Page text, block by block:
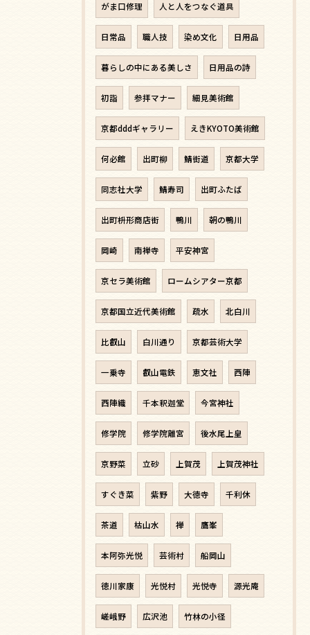
がま口修理 人と人をつなぐ道具
日常品 職人技 染め文化 日用品
暮らしの中にある美しさ 日用品の詩
初詣 参拝マナー 細見美術館
京都dddギャラリー えきKYOTO美術館
何必館 出町柳 鯖街道 京都大学
同志社大学 鯖寿司 出町ふたば
出町枡形商店街 鴨川 朝の鴨川
岡崎 南禅寺 平安神宮
京セラ美術館 ロームシアター京都
京都国立近代美術館 疏水 北白川
比叡山 白川通り 京都芸術大学
一乗寺 叡山電鉄 恵文社 西陣
西陣織 千本釈迦堂 今宮神社
修学院 修学院離宮 後水尾上皇
京野菜 立砂 上賀茂 上賀茂神社
すぐき菜 紫野 大徳寺 千利休
茶道 枯山水 禅 鷹峯
本阿弥光悦 芸術村 船岡山
徳川家康 光悦村 光悦寺 源光庵
嵯峨野 広沢池 竹林の小径